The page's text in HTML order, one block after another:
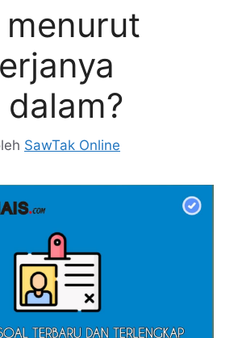
SawTak Online